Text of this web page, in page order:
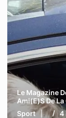
Le Magazine
Ami(e)s De La
Sport
4